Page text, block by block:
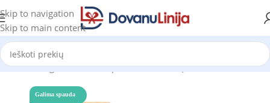
Skip to navigation
Skip to main content
Katalogas Tušinukai, pieštukai, rašiklių rinkiniai Pieštukai
Galima spauda